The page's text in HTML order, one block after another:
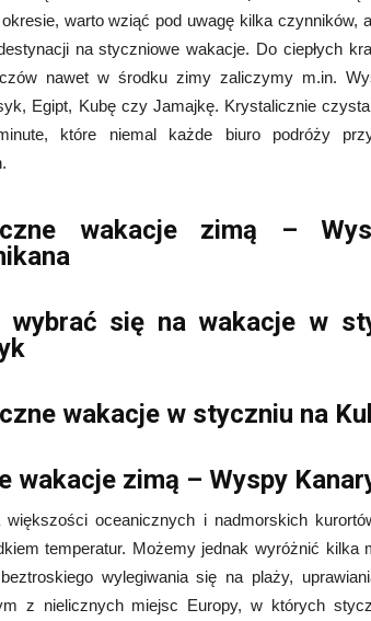
warto wziąć pod uwagę kilka czynników,
na styczniowe wakacje. Do ciepłych
nawet w środku zimy zaliczymy m.in.
Egipt, Kubę czy Jamajkę. Krystalicznie
które niemal każde biuro podróży
wakacje zimą –
wybrać się na wakacje w
wakacje w styczniu na
wakacje zimą – Wyspy
większości oceanicznych i nadmorskich
temperatur. Możemy jednak wyróżnić
wylegiwania się na plaży,
z nielicznych miejsc Europy, w których